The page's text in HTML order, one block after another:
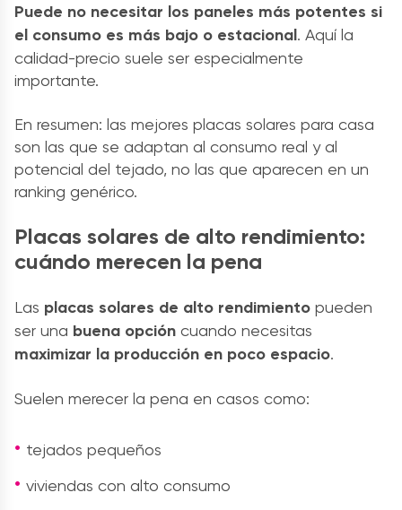
Puede no necesitar los paneles más potentes si
el consumo es más bajo o estacional. Aquí la
calidad-precio suele ser especialmente
importante.
En resumen: las mejores placas solares para casa
son las que se adaptan al consumo real y al
potencial del tejado, no las que aparecen en un
ranking genérico.
Placas solares de alto rendimiento:
cuándo merecen la pena
Las placas solares de alto rendimiento pueden
ser una buena opción cuando necesitas
maximizar la producción en poco espacio.
Suelen merecer la pena en casos como:
tejados pequeños
viviendas con alto consumo